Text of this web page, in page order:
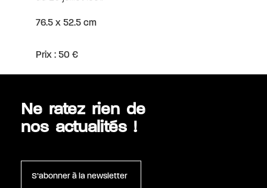
76.5 x 52.5 cm
Prix : 50 €
Ne ratez rien de
nos actualités !
S’abonner à la newsletter